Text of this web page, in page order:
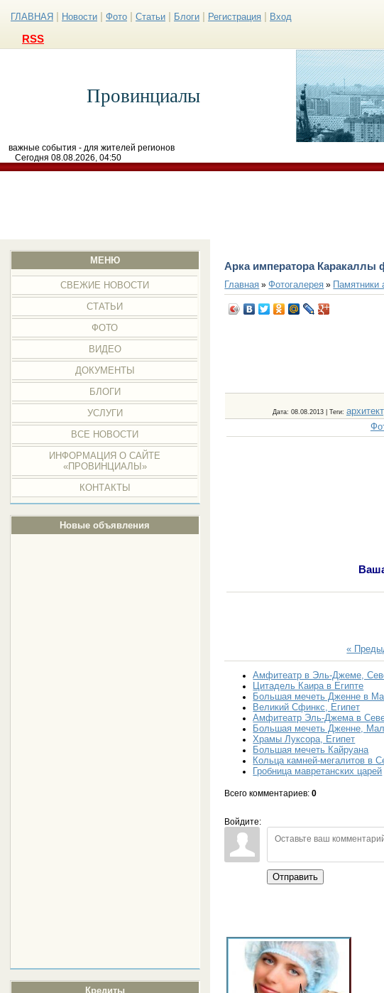
ГЛАВНАЯ Новости Фото Статьи Блоги Регистрация Вход
RSS
Провинциалы
важные события - для жителей регионов
Сегодня 08.08.2026, 04:50
МЕНЮ
СВЕЖИЕ НОВОСТИ
СТАТЬИ
ФОТО
ВИДЕО
ДОКУМЕНТЫ
БЛОГИ
УСЛУГИ
ВСЕ НОВОСТИ
ИНФОРМАЦИЯ О САЙТЕ
«ПРОВИНЦИАЛЫ»
КОНТАКТЫ
Новые объявления
Кредиты
Арка императора Каракаллы
Главная »Фотогалерея » Памятники
Дата: 08.08.2013 | Теги:
«
Амфитеатр в Эль-Джеме,
Цитадель Каира в Египте
Большая мечеть Дженне в
Великий Сфинкс, Египет
Амфитеатр Эль-Джема в
Большая мечеть Дженне,
Храмы Луксора, Египет
Большая мечеть Кайруана
Кольца камней-мегалитов в
Гробница мавретанских царей
Всего комментариев:0
Войдите:
Отправить